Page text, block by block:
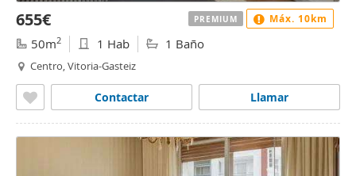
655€
50m2 1 Hab 1 Baño
Centro, Vitoria-Gasteiz
Llamar
Contactar
PREMIUM Máx. 10km